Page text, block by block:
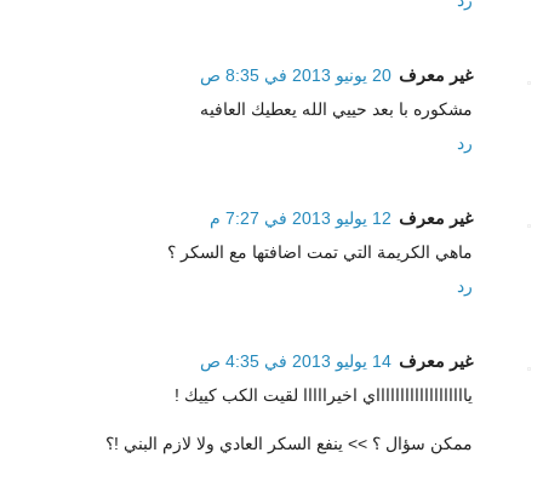
غير معرف 20 يونيو 2013 في 8:35 ص
مشكوره با بعد حييي الله يعطيك العافيه
رد
غير معرف 12 يوليو 2013 في 7:27 م
ماهي الكريمة التي تمت اضافتها مع السكر ؟
رد
غير معرف 14 يوليو 2013 في 4:35 ص
ياااااااااااااااااااي اخيرااااا لقيت الكب كييك !
ممكن سؤال ؟ >> ينفع السكر العادي ولا لازم البني !؟